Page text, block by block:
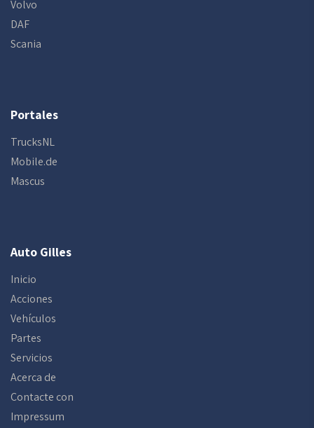
Volvo
DAF
Scania
Portales
TrucksNL
Mobile.de
Mascus
Auto Gilles
Inicio
Acciones
Vehículos
Partes
Servicios
Acerca de
Contacte con
Impressum